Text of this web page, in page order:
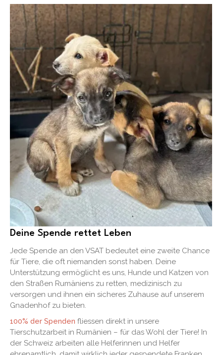
Deine Spende rettet Leben
Jede Spende an den VSAT bedeutet eine zweite Chance
für Tiere, die oft niemanden sonst haben. Deine
Unterstützung ermöglicht es uns, Hunde und Katzen von
den Straßen Rumäniens zu retten, medizinisch zu
versorgen und ihnen ein sicheres Zuhause auf unserem
Gnadenhof zu bieten.
100% der Spenden fliessen direkt in unsere
Tierschutzarbeit in Rumänien – für das Wohl der Tiere! In
der Schweiz arbeiten alle Helferinnen und Helfer